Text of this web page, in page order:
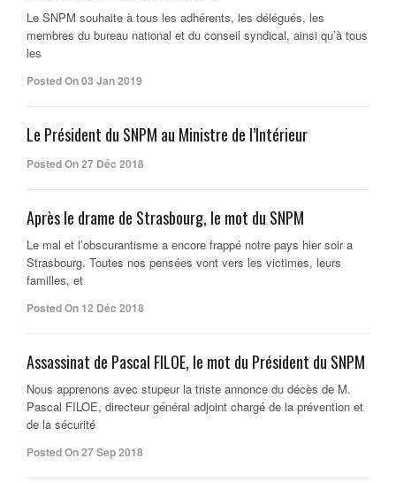
Le SNPM souhaite à tous les adhérents, les délégués, les
membres du bureau national et du conseil syndical, ainsi qu’à tous
les
Posted On 03 Jan 2019
Le Président du SNPM au Ministre de l’Intérieur
Posted On 27 Déc 2018
Après le drame de Strasbourg, le mot du SNPM
Le mal et l’obscurantisme a encore frappé notre pays hier soir a
Strasbourg. Toutes nos pensées vont vers les victimes, leurs
familles, et
Posted On 12 Déc 2018
Assassinat de Pascal FILOE, le mot du Président du SNPM
Nous apprenons avec stupeur la triste annonce du décès de M.
Pascal FILOE, directeur général adjoint chargé de la prévention et
de la sécurité
Posted On 27 Sep 2018